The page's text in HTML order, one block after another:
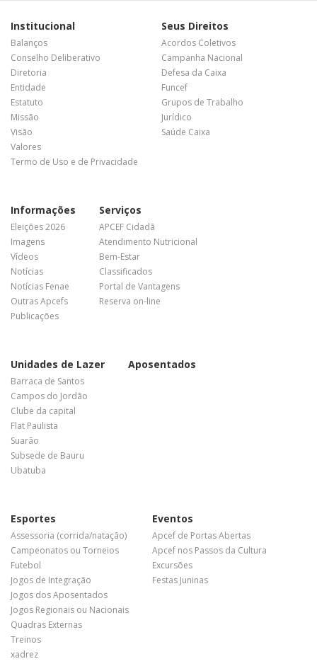
Institucional
Balanços
Conselho Deliberativo
Diretoria
Entidade
Estatuto
Missão
Visão
Valores
Termo de Uso e de Privacidade
Seus Direitos
Acordos Coletivos
Campanha Nacional
Defesa da Caixa
Funcef
Grupos de Trabalho
Jurídico
Saúde Caixa
Informações
Eleições 2026
Imagens
Vídeos
Notícias
Notícias Fenae
Outras Apcefs
Publicações
Serviços
APCEF Cidadã
Atendimento Nutricional
Bem-Estar
Classificados
Portal de Vantagens
Reserva on-line
Unidades de Lazer
Barraca de Santos
Campos do Jordão
Clube da capital
Flat Paulista
Suarão
Subsede de Bauru
Ubatuba
Aposentados
Esportes
Assessoria (corrida/natação)
Campeonatos ou Torneios
Futebol
Jogos de Integração
Jogos dos Aposentados
Jogos Regionais ou Nacionais
Quadras Externas
Treinos
xadrez
Eventos
Apcef de Portas Abertas
Apcef nos Passos da Cultura
Excursões
Festas Juninas